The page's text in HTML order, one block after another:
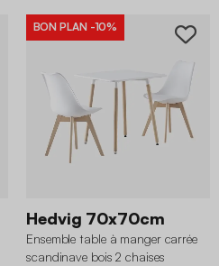
BON PLAN -10%
Hedvig 70x70cm
Ensemble table à manger carrée
scandinave bois 2 chaises